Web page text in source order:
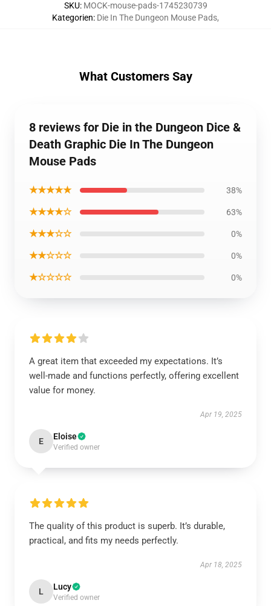
SKU: MOCK-mouse-pads-1745230739
Kategorien: Die In The Dungeon Mouse Pads,
What Customers Say
8 reviews for Die in the Dungeon Dice &
Death Graphic Die In The Dungeon
Mouse Pads
★★★★★ 38%
★★★★☆ 63%
★★★☆☆ 0%
★★☆☆☆ 0%
★☆☆☆☆ 0%
A great item that exceeded my expectations. It’s
well-made and functions perfectly, offering excellent
value for money.
Apr 19, 2025
E Eloise
Verified owner
The quality of this product is superb. It’s durable,
practical, and fits my needs perfectly.
Apr 18, 2025
L Lucy
Verified owner